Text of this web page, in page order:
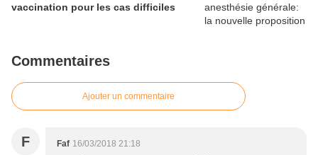
vaccination pour les cas difficiles
Commentaires
Ajouter un commentaire
F Faf 16/03/2018 21:18